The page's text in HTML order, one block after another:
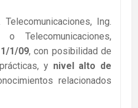
Telecomunicaciones, Ing.
Telecomunicaciones,
1/1/09, con posibilidad de
y nivel alto de
relacionados